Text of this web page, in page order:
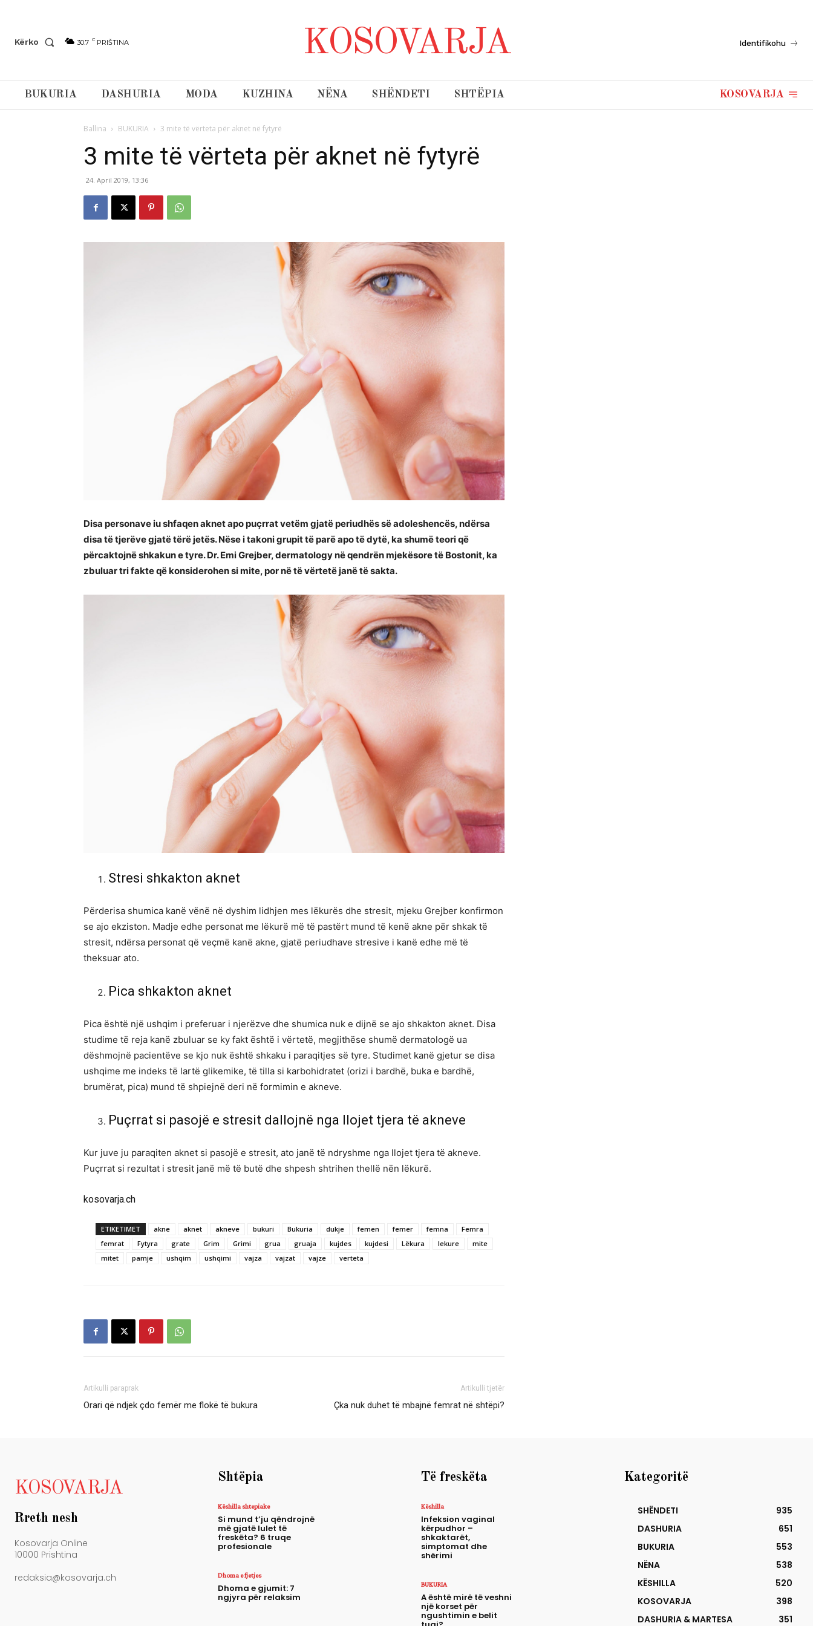
Kërko 30.7 C PRIŠTINA KOSOVARJA Identifikohu
BUKURIA DASHURIA MODA KUZHINA NËNA SHËNDETI SHTËPIA KOSOVARJA
Ballina BUKURIA 3 mite të vërteta për aknet në fytyrë
3 mite të vërteta për aknet në fytyrë
24. April 2019, 13:36
Disa personave iu shfaqen aknet apo puçrrat vetëm gjatë periudhës së adoleshencës, ndërsa
disa të tjerëve gjatë tërë jetës. Nëse i takoni grupit të parë apo të dytë, ka shumë teori që
përcaktojnë shkakun e tyre. Dr. Emi Grejber, dermatology në qendrën mjekësore të Bostonit, ka
zbuluar tri fakte që konsiderohen si mite, por në të vërtetë janë të sakta.
Stresi shkakton aknet
Përderisa shumica kanë vënë në dyshim lidhjen mes lëkurës dhe stresit, mjeku Grejber konfirmon
se ajo ekziston. Madje edhe personat me lëkurë më të pastërt mund të kenë akne për shkak të
stresit, ndërsa personat që veçmë kanë akne, gjatë periudhave stresive i kanë edhe më të
theksuar ato.
Pica shkakton aknet
Pica është një ushqim i preferuar i njerëzve dhe shumica nuk e dijnë se ajo shkakton aknet. Disa
studime të reja kanë zbuluar se ky fakt është i vërtetë, megjithëse shumë dermatologë ua
dëshmojnë pacientëve se kjo nuk është shkaku i paraqitjes së tyre. Studimet kanë gjetur se disa
ushqime me indeks të lartë glikemike, të tilla si karbohidratet (orizi i bardhë, buka e bardhë,
brumërat, pica) mund të shpiejnë deri në formimin e akneve.
Puçrrat si pasojë e stresit dallojnë nga llojet tjera të akneve
Kur juve ju paraqiten aknet si pasojë e stresit, ato janë të ndryshme nga llojet tjera të akneve.
Puçrrat si rezultat i stresit janë më të butë dhe shpesh shtrihen thellë nën lëkurë.
kosovarja.ch
ETIKETIMET akne aknet akneve bukuri Bukuria dukje femen femer femna
Femra
femrat
Fytyra grate Grim Grimi grua gruaja kujdes kujdesi Lëkura lekure
mite
mitet
pamje ushqim ushqimi vajza vajzat vajze verteta
Artikulli paraprak
Orari që ndjek çdo femër me flokë të bukura
Artikulli tjetër
Çka nuk duhet të mbajnë femrat në shtëpi?
KOSOVARJA
Rreth nesh
Kosovarja Online
10000 Prishtina
redaksia@kosovarja.ch
Shtëpia
Këshilla shtepiake
Si mund t’ju qëndrojnë
më gjatë lulet të
freskëta? 6 truqe
profesionale
Dhoma e fjetjes
Dhoma e gjumit: 7
ngjyra për relaksim
Të freskëta
Këshilla
Infeksion vaginal
kërpudhor –
shkaktarët,
simptomat dhe
shërimi
BUKURIA
A është mirë të veshni
një korset për
ngushtimin e belit
Kategoritë
SHËNDETI
935
DASHURIA
651
BUKURIA
553
NËNA
538
KËSHILLA
520
KOSOVARJA
398
DASHURIA & MARTESA
351